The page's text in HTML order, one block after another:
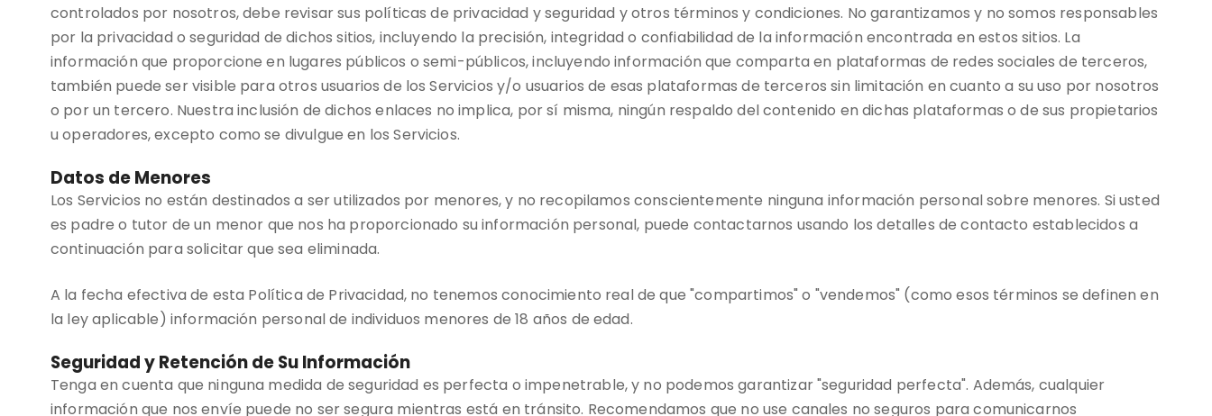
controlados por nosotros, debe revisar sus políticas de privacidad y seguridad y otros términos y condiciones. No garantizamos y no somos responsables
por la privacidad o seguridad de dichos sitios, incluyendo la precisión, integridad o confiabilidad de la información encontrada en estos sitios. La
información que proporcione en lugares públicos o semi-públicos, incluyendo información que comparta en plataformas de redes sociales de terceros,
también puede ser visible para otros usuarios de los Servicios y/o usuarios de esas plataformas de terceros sin limitación en cuanto a su uso por nosotros
o por un tercero. Nuestra inclusión de dichos enlaces no implica, por sí misma, ningún respaldo del contenido en dichas plataformas o de sus propietarios
u operadores, excepto como se divulgue en los Servicios.
Datos de Menores
Los Servicios no están destinados a ser utilizados por menores, y no recopilamos conscientemente ninguna información personal sobre menores. Si usted
es padre o tutor de un menor que nos ha proporcionado su información personal, puede contactarnos usando los detalles de contacto establecidos a
continuación para solicitar que sea eliminada.
A la fecha efectiva de esta Política de Privacidad, no tenemos conocimiento real de que "compartimos" o "vendemos" (como esos términos se definen en
la ley aplicable) información personal de individuos menores de 18 años de edad.
Seguridad y Retención de Su Información
Tenga en cuenta que ninguna medida de seguridad es perfecta o impenetrable, y no podemos garantizar "seguridad perfecta". Además, cualquier
información que nos envíe puede no ser segura mientras está en tránsito. Recomendamos que no use canales no seguros para comunicarnos